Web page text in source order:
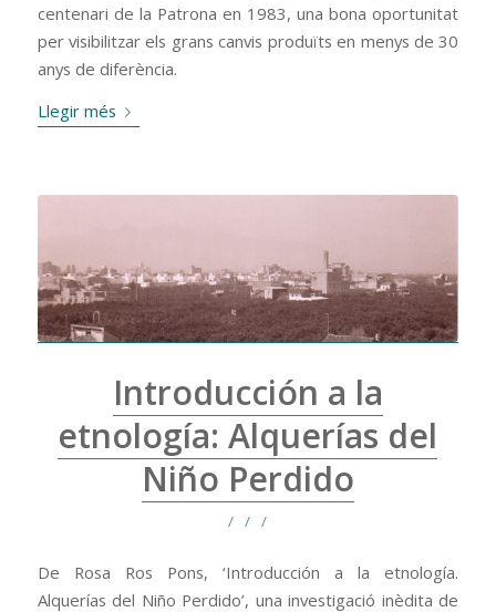
centenari de la Patrona en 1983, una bona oportunitat
per visibilitzar els grans canvis produïts en menys de 30
anys de diferència.
Llegir més
Introducción a la
etnología: Alquerías del
Niño Perdido
/ / /
De Rosa Ros Pons, ‘Introducción a la etnología.
Alquerías del Niño Perdido’, una investigació inèdita de